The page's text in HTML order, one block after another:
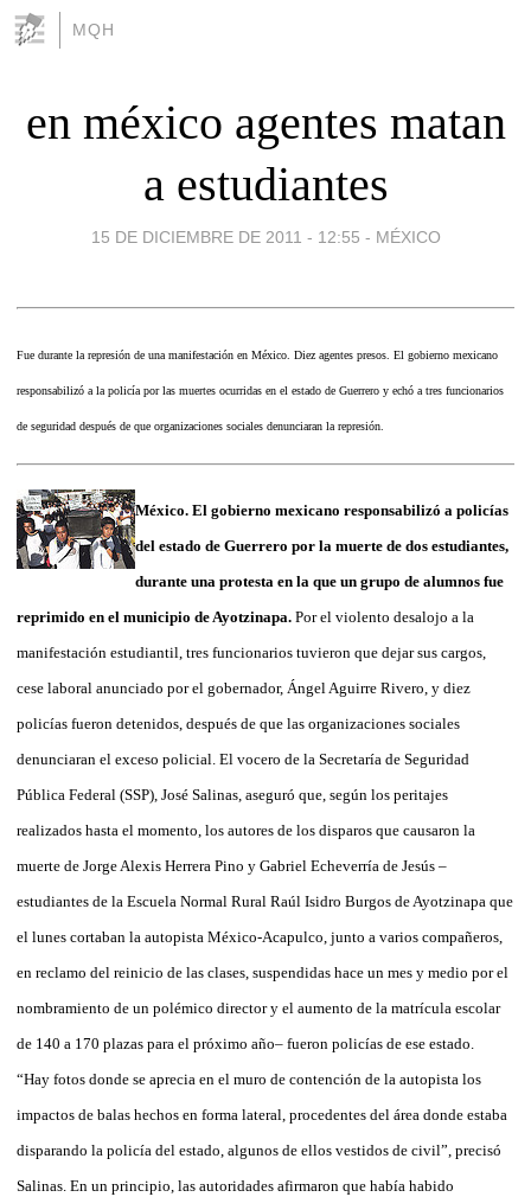
MQH
en méxico agentes matan
a estudiantes
15 DE DICIEMBRE DE 2011 - 12:55 - MÉXICO
Fue durante la represión de una manifestación en México. Diez agentes presos. El gobierno mexicano
responsabilizó a la policía por las muertes ocurridas en el estado de Guerrero y echó a tres funcionarios
de seguridad después de que organizaciones sociales denunciaran la represión.
México. El gobierno mexicano responsabilizó a policías
del estado de Guerrero por la muerte de dos estudiantes,
durante una protesta en la que un grupo de alumnos fue
reprimido en el municipio de Ayotzinapa. Por el violento desalojo a la
manifestación estudiantil, tres funcionarios tuvieron que dejar sus cargos,
cese laboral anunciado por el gobernador, Ángel Aguirre Rivero, y diez
policías fueron detenidos, después de que las organizaciones sociales
denunciaran el exceso policial. El vocero de la Secretaría de Seguridad
Pública Federal (SSP), José Salinas, aseguró que, según los peritajes
realizados hasta el momento, los autores de los disparos que causaron la
muerte de Jorge Alexis Herrera Pino y Gabriel Echeverría de Jesús –
estudiantes de la Escuela Normal Rural Raúl Isidro Burgos de Ayotzinapa que
el lunes cortaban la autopista México-Acapulco, junto a varios compañeros,
en reclamo del reinicio de las clases, suspendidas hace un mes y medio por el
nombramiento de un polémico director y el aumento de la matrícula escolar
de 140 a 170 plazas para el próximo año– fueron policías de ese estado.
“Hay fotos donde se aprecia en el muro de contención de la autopista los
impactos de balas hechos en forma lateral, procedentes del área donde estaba
disparando la policía del estado, algunos de ellos vestidos de civil”, precisó
Salinas. En un principio, las autoridades afirmaron que había habido